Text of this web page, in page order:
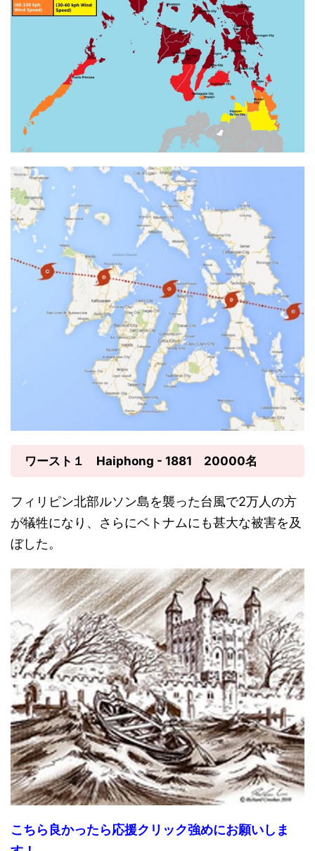
ワースト１ Haiphong - 1881 20000名
フィリピン北部ルソン島を襲った台風で2万人の方
が犠牲になり、さらにベトナムにも甚大な被害を及
ぼした。
こちら良かったら応援クリック強めにお願いしま